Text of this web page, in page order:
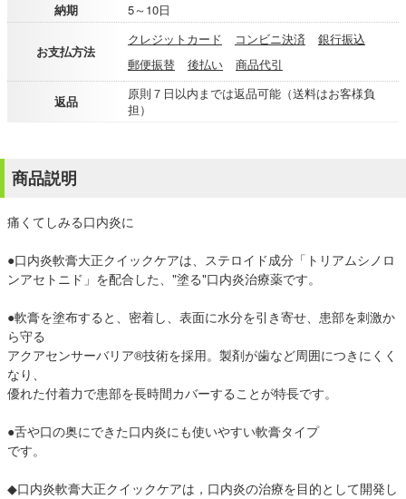
納期
5～10日
お支払方法
クレジットカード コンビニ決済
銀行振込
郵便振替
後払い 商品代引
返品
原則７日以内までは返品可能（送料はお客様負
担）
商品説明
痛くてしみる口内炎に
●口内炎軟膏大正クイックケアは、ステロイド成分「トリアムシノロ
ンアセトニド」を配合した、"塗る"口内炎治療薬です。
●軟膏を塗布すると、密着し、表面に水分を引き寄せ、患部を刺激か
ら守る
アクアセンサーバリア®技術を採用。製剤が歯など周囲につきにくく
なり、
優れた付着力で患部を長時間カバーすることが特長です。
●舌や口の奥にできた口内炎にも使いやすい軟膏タイプ
です。
◆口内炎軟膏大正クイックケアは，口内炎の治療を目的として開発し